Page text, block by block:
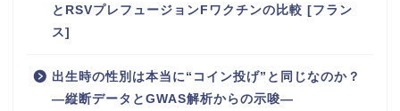
とRSVプレフュージョンFワクチンの比較 [フラン
ス]
出生時の性別は本当に“コイン投げ”と同じなのか？
―縦断データとGWAS解析からの示唆―